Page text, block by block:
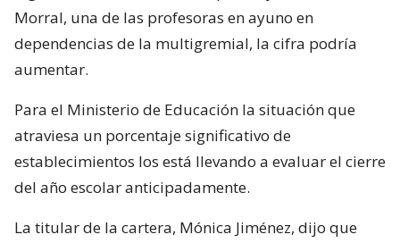
Morral, una de las profesoras en ayuno en
dependencias de la multigremial, la cifra podría
aumentar.
Para el Ministerio de Educación la situación que
atraviesa un porcentaje significativo de
establecimientos los está llevando a evaluar el cierre
del año escolar anticipadamente.
La titular de la cartera, Mónica Jiménez, dijo que